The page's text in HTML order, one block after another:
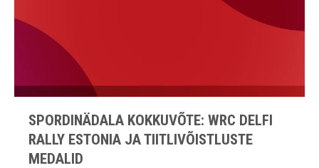
SPORDINÄDALA KOKKUVÕTE: WRC DELFI
RALLY ESTONIA JA TIITLIVÕISTLUSTE
MEDALID